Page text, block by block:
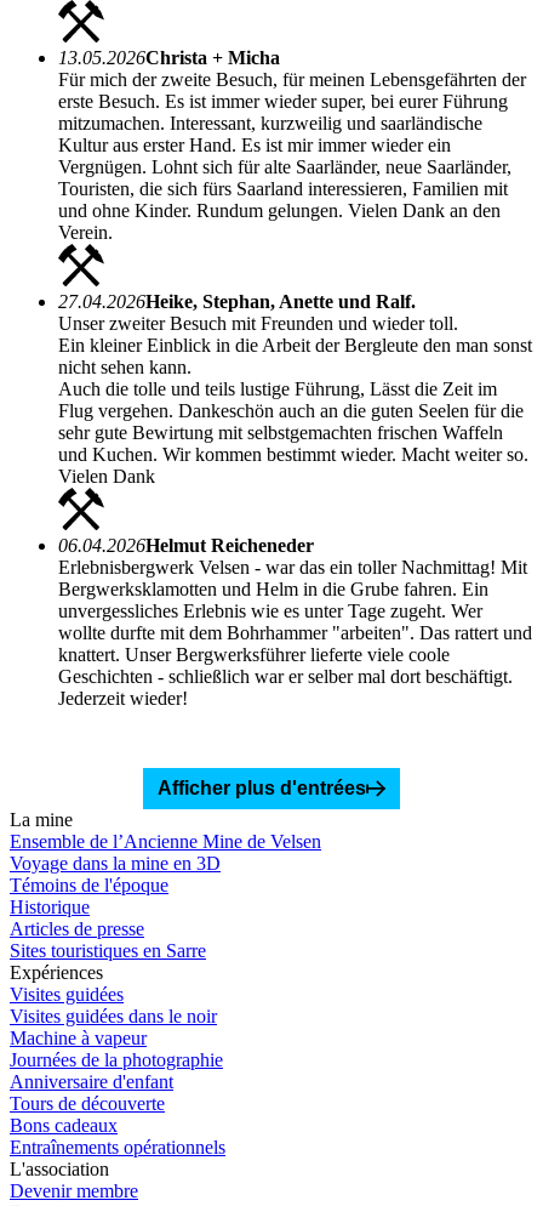
13.05.2026Christa + Micha
Für mich der zweite Besuch, für meinen Lebensgefährten der
erste Besuch. Es ist immer wieder super, bei eurer Führung
mitzumachen. Interessant, kurzweilig und saarländische
Kultur aus erster Hand. Es ist mir immer wieder ein
Vergnügen. Lohnt sich für alte Saarländer, neue Saarländer,
Touristen, die sich fürs Saarland interessieren, Familien mit
und ohne Kinder. Rundum gelungen. Vielen Dank an den
Verein.
27.04.2026Heike, Stephan, Anette und Ralf.
Unser zweiter Besuch mit Freunden und wieder toll.
Ein kleiner Einblick in die Arbeit der Bergleute den man sonst
nicht sehen kann.
Auch die tolle und teils lustige Führung, Lässt die Zeit im
Flug vergehen. Dankeschön auch an die guten Seelen für die
sehr gute Bewirtung mit selbstgemachten frischen Waffeln
und Kuchen. Wir kommen bestimmt wieder. Macht weiter so.
Vielen Dank
06.04.2026Helmut Reicheneder
Erlebnisbergwerk Velsen - war das ein toller Nachmittag! Mit
Bergwerksklamotten und Helm in die Grube fahren. Ein
unvergessliches Erlebnis wie es unter Tage zugeht. Wer
wollte durfte mit dem Bohrhammer "arbeiten". Das rattert und
knattert. Unser Bergwerksführer lieferte viele coole
Geschichten - schließlich war er selber mal dort beschäftigt.
Jederzeit wieder!
Afficher plus d'entrées
La mine
Ensemble de l’Ancienne Mine de Velsen
Voyage dans la mine en 3D
Témoins de l'époque
Historique
Articles de presse
Sites touristiques en Sarre
Expériences
Visites guidées
Visites guidées dans le noir
Machine à vapeur
Journées de la photographie
Anniversaire d'enfant
Tours de découverte
Bons cadeaux
Entraînements opérationnels
L'association
Devenir membre